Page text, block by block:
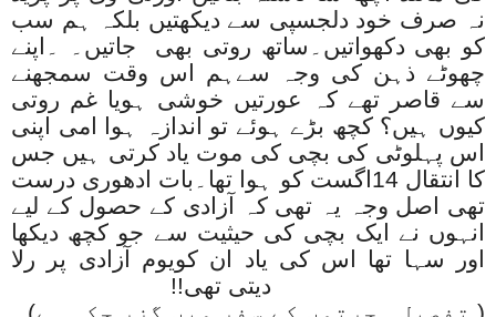
نہ صرف خود دلجسپی سے دیکھتیں بلکہ ہم سب
کو بھی دکھواتیں۔ساتھ روتی بھی جاتیں۔ ۔اپنے
چھوٹے ذہن کی وجہ سےہم اس وقت سمجھنے
سے قاصر تھے کہ عورتیں خوشی ہویا غم روتی
کیوں ہیں؟ کچھ بڑے ہوئے تو اندازہ ہوا امی اپنی
اس پہلوٹی کی بچی کی موت یاد کرتی ہیں جس
کا انتقال 14اگست کو ہوا تھا۔بات ادھوری درست
تھی اصل وجہ یہ تھی کہ آزادی کے حصول کے لیے
انہوں نے ایک بچی کی حیثیت سے جو کچھ دیکھا
اور سہا تھا اس کی یاد ان کویوم آزادی پر رلا
دیتی تھی!!